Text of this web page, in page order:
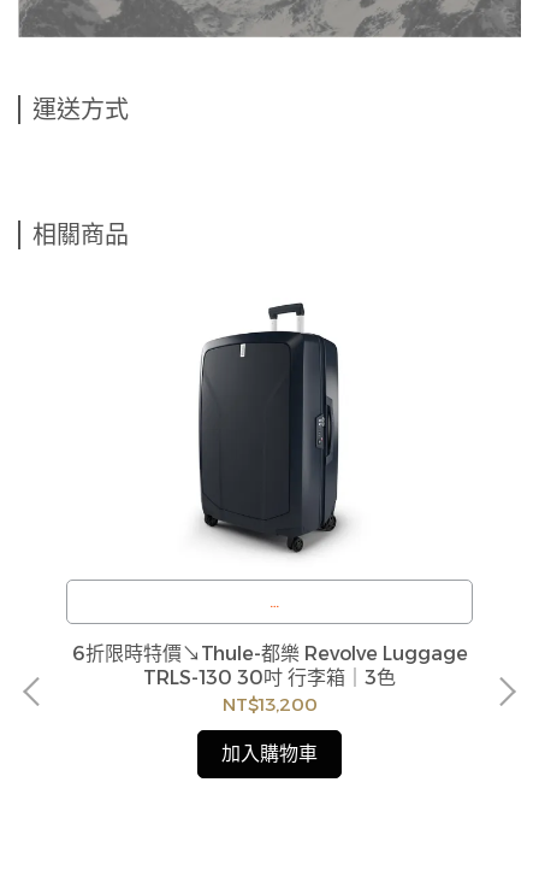
運送方式
相關商品
訂購注意事項 :
商品流動性快且多個平台共用庫存，偶有下單後缺貨
情形，客服人員將立即與您聯繫交期或更換商品，如
無法出貨，本公司將有權取消訂單，造成不便尚請見
諒。如遇庫存不足無法下單，亦歡迎洽詢客服。
6折限時特價↘Thule-都樂 Revolve Luggage
TRLS-130 30吋 行李箱｜3色
NT$13,200
加入購物車